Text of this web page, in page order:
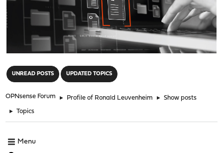
UNREAD POSTS UPDATED TOPICS
OPNsense Forum ► Profile of Ronald Leuvenheim ► Show posts
► Topics
Menu